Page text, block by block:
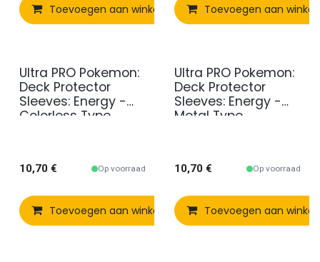
Toevoegen aan winkelmandje Vergelijken
Toevoegen aan
Ultra PRO Pokemon:
Deck Protector
Sleeves: Energy -
Colorless Type
10,70 € Op voorraad
Toevoegen aan winkelmandje Vergelijken
Ultra PRO Pokemon:
Deck Protector
Sleeves: Energy -
Metal Type
10,70€ Op voorraad
Toevoegen aan